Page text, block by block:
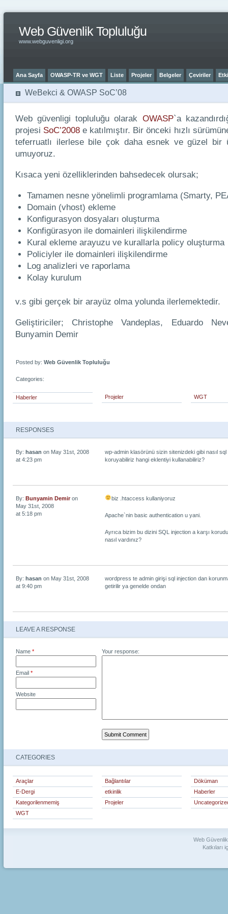
Web Güvenlik Topluluğu
www.webguvenligi.org
Ana Sayfa OWASP-TR ve WGT Liste Projeler Belgeler Çeviriler
WeBekci & OWASP SoC’08
Web güvenligi topluluğu olarak OWASP`a
projesi SoC’2008 e katılmıştır. Bir önceki hızlı
teferruatlı ilerlese bile çok daha esnek ve güzel bir
umuyoruz.
Kısaca yeni özelliklerinden bahsedecek olursak;
Tamamen nesne yönelimli programlama (Smarty,
Domain (vhost) ekleme
Konfigurasyon dosyaları oluşturma
Konfigürasyon ile domainleri ilişkilendirme
Kural ekleme arayuzu ve kurallarla policy oluşturma
Policiyler ile domainleri ilişkilendirme
Log analizleri ve raporlama
Kolay kurulum
v.s gibi gerçek bir arayüz olma yolunda ilerlemektedir.
Geliştiriciler; Christophe Vandeplas, Eduardo
Bunyamin Demir
Posted by: Web Güvenlik Topluluğu
Categories:
Haberler Projeler WGT
RESPONSES
wp-admin klasörünü sizin sitenizdeki gibi nasıl sql
koruyabiliriz hangi eklentiyi kullanabiliriz?
By: hasan on May 31st, 2008
at 4:23 pm
biz .htaccess kullaniyoruz
Apache`nin basic authentication u yani.
Ayrıca bizim bu dizini SQL injection a karşı
nasıl vardınız?
By: Bunyamin Demir on
May 31st, 2008
at 5:18 pm
wordpress te admin girişi sql injection dan
getirilir ya genelde ondan
By: hasan on May 31st, 2008
at 9:40 pm
LEAVE A RESPONSE
Name *
Email *
Website
Your response:
CATEGORIES
Araçlar Bağlantılar
Döküman
E-Dergi
etkinlik
Haberler
Kategorilenmemiş
Projeler
WGT
Web
Katkıları